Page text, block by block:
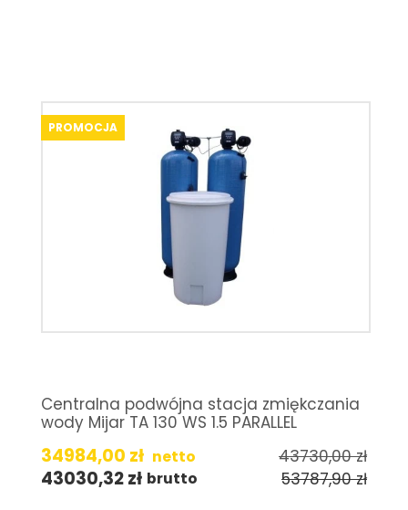
PROMOCJA
Centralna podwójna stacja zmiękczania
wody Mijar TA 130 WS 1.5 PARALLEL
34984,00 zł netto 43730,00zł
43030,32zł brutto 53787,90zł